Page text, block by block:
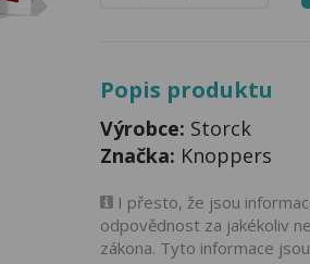
Popis produktu
Výrobce: Storck
Značka: Knoppers
I přesto, že jsou
odpovědnost za jakékoliv
zákona. Tyto informace